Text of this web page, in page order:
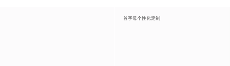
首字母个性化定制